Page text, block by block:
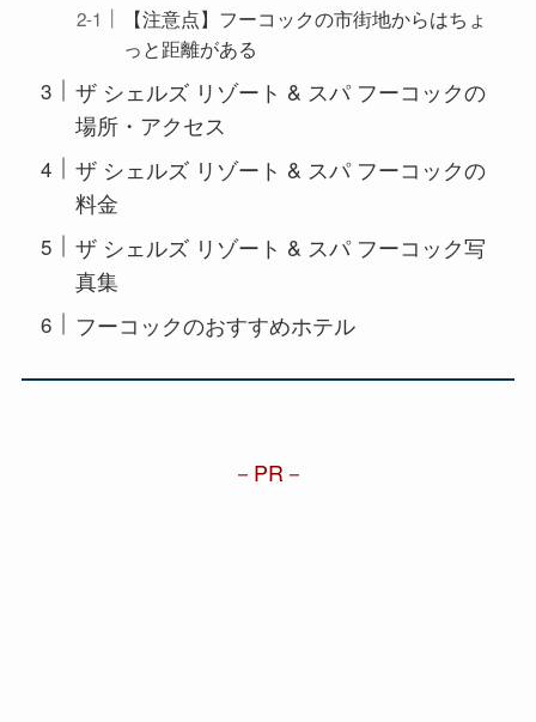
【注意点】フーコックの市街地からはちょ
っと距離がある
ザ シェルズ リゾート & スパ フーコックの
場所・アクセス
ザ シェルズ リゾート & スパ フーコックの
料金
ザ シェルズ リゾート & スパ フーコック写
真集
フーコックのおすすめホテル
PR